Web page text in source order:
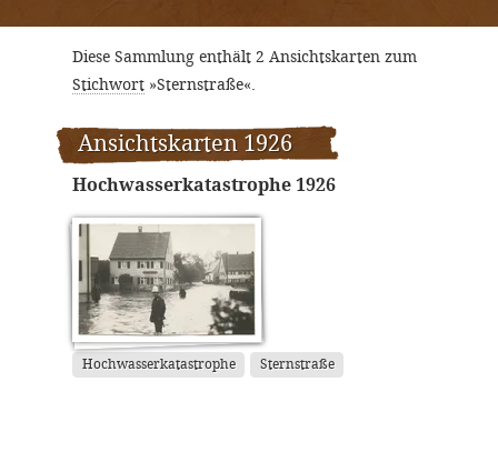
Diese Sammlung enthält 2 Ansichtskarten zum
Stichwort »Sternstraße«.
Ansichtskarten 1926
Hochwasserkatastrophe 1926
Hochwasserkatastrophe Sternstraße